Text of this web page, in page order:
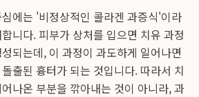
에는 '비정상적인 콜라겐 과증식'이라
니다. 피부가 상처를 입으면 치유 과정
되는데, 이 과정이 과도하게 일어나면
출된 흉터가 되는 것입니다. 따라서 치
나온 부분을 깎아내는 것이 아니라, 과